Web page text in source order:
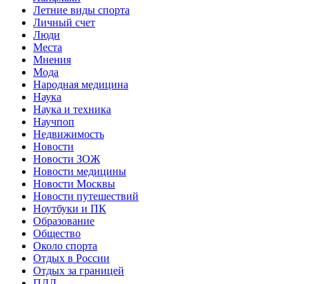
Летние виды спорта
Личный счет
Люди
Места
Мнения
Мода
Народная медицина
Наука
Наука и техника
Научпоп
Недвижимость
Новости
Новости ЗОЖ
Новости медицины
Новости Москвы
Новости путешествий
Ноутбуки и ПК
Образование
Общество
Около спорта
Отдых в России
Отдых за границей